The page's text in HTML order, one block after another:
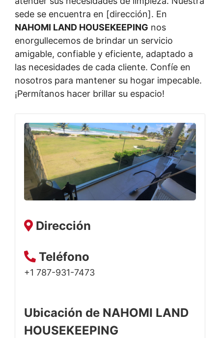
sede se encuentra en [dirección]. En
NAHOMI LAND HOUSEKEEPING nos
enorgullecemos de brindar un servicio
amigable, confiable y eficiente, adaptado a
las necesidades de cada cliente. Confíe en
nosotros para mantener su hogar impecable.
¡Permítanos hacer brillar su espacio!
Dirección
Teléfono
+1 787-931-7473
Ubicación de NAHOMI LAND
HOUSEKEEPING